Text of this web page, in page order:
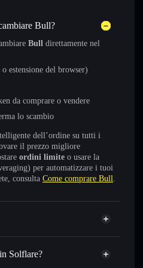
Bull?
Bull direttamente nel
estensione del browser)
da comprare o vendere
lo scambio
dell’ordine su tutti i
il prezzo migliore
ordini limite o usare la
per automatizzare i tuoi
consulta Come comprare Bull.
Solflare?